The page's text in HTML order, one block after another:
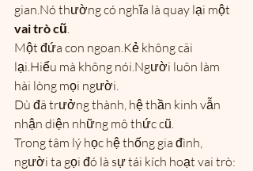
gian.Nó thường có nghĩa là quay lại một
vai trò cũ.
Một đứa con ngoan.Kẻ không cãi
lại.Hiểu mà không nói.Người luôn làm
hài lòng mọi người.
Dù đã trưởng thành, hệ thần kinh vẫn
nhận diện những mô thức cũ.
Trong tâm lý học hệ thống gia đình,
người ta gọi đó là sự tái kích hoạt vai trò: